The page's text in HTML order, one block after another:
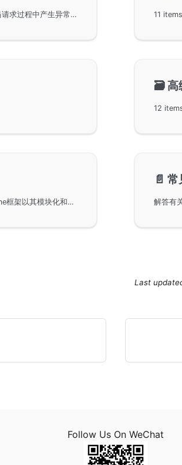
使用GoFrame框架中进行HTTP请求异常处理的策略。当请求过程中产生异常时，GoFrame会自动捕获panic，避免进程崩溃，并记录到日志文件中。开发者可以通过自定义中间件进行异常捕获和处理，同时可以获取详细的异常堆栈信息，更加有效地定位问题。本文还提供了多个代码示例，帮助读者理解异常处理的正确用法。 11 items
🗃️高
12
GoFrame框架中HTTP Server组件的性能测试。GoFrame框架以其模块化和低耦合的设计理念，为开发者提供了强大的基础开发环境。本文通过中立的第三方性能测试报告，展示了HTTP Server的实际性能表现，帮助开发者更好地理解和评估GoFrame框架的能力及优越性。
📄️ 常
Last
Follow Us On WeChat